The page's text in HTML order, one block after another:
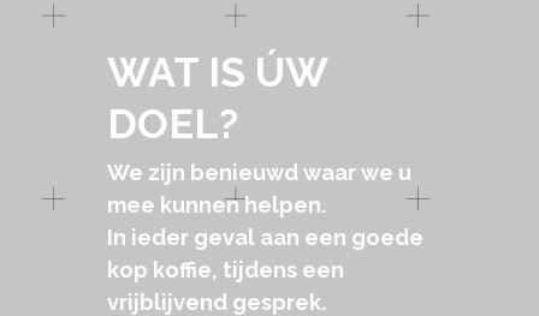
WAT IS ÚW
DOEL?
We zijn benieuwd waar we u
mee kunnen helpen.
In ieder geval aan een goede
kop koffie, tijdens een
vrijblijvend gesprek.